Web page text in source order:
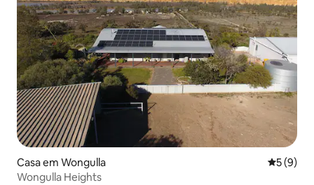
Casa em Wongulla
5 (9)
Wongulla Heights